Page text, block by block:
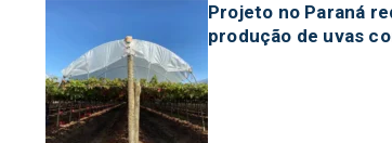
Projeto no Paraná
produção de uvas